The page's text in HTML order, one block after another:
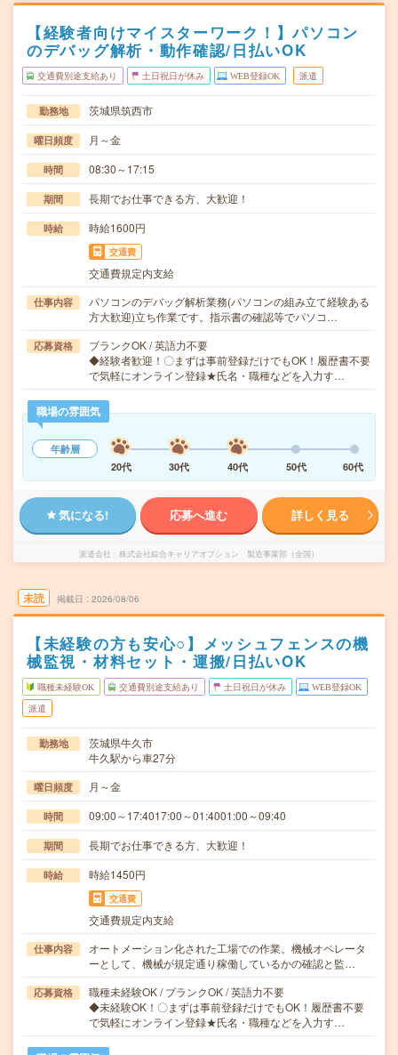
【経験者向けマイスターワーク！】パソコン
のデバッグ解析・動作確認/日払いOK
交通費別途支給あり 土日祝日が休み WEB登録OK 派遣
勤務地 茨城県筑西市
曜日頻度 月～金
時間 08:30～17:15
期間 長期でお仕事できる方、大歓迎！
時給 時給1600円
交通費
交通費規定内支給
仕事内容
パソコンのデバッグ解析業務(パソコンの組み立て経験ある
方大歓迎)立ち作業です。指示書の確認等でパソコ…
応募資格
ブランクOK / 英語力不要
◆経験者歓迎！〇まずは事前登録だけでもOK！履歴書不要
で気軽にオンライン登録★氏名・職種などを入力す…
職場の雰囲気
年齢層
20代
30代 40代 50代 60代
気になる! 応募へ進む 詳しく見る
派遣会社 株式会社綜合キャリアオプション 製造事業部（全国）
未読 掲載日 2026/08/06
【未経験の方も安心○】メッシュフェンスの機
械監視・材料セット・運搬/日払いOK
職種未経験OK 交通費別途支給あり 土日祝日が休み WEB登録OK
派遣
勤務地
茨城県牛久市
牛久駅から車27分
曜日頻度 月～金
時間 09:00～17:4017:00～01:4001:00～09:40
期間 長期でお仕事できる方、大歓迎！
時給 時給1450円
交通費
交通費規定内支給
仕事内容
オートメーション化された工場での作業。機械オペレータ
ーとして、機械が規定通り稼働しているかの確認と監…
応募資格
職種未経験OK / ブランクOK / 英語力不要
◆未経験OK！〇まずは事前登録だけでもOK！履歴書不要
で気軽にオンライン登録★氏名・職種などを入力す…